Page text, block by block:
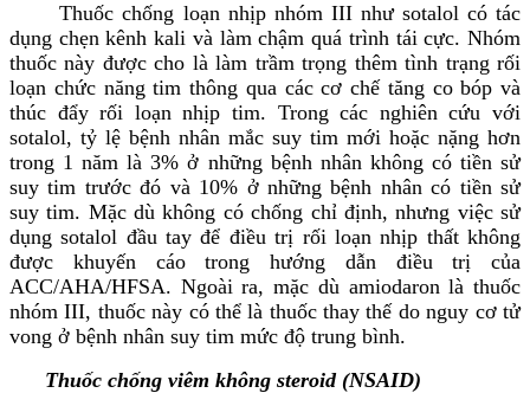
Thuốc chống loạn nhịp nhóm III như sotalol có tác
dụng chẹn kênh kali và làm chậm quá trình tái cực. Nhóm
thuốc này được cho là làm trầm trọng thêm tình trạng rối
loạn chức năng tim thông qua các cơ chế tăng co bóp và
thúc đẩy rối loạn nhịp tim. Trong các nghiên cứu với
sotalol, tỷ lệ bệnh nhân mắc suy tim mới hoặc nặng hơn
trong 1 năm là 3% ở những bệnh nhân không có tiền sử
suy tim trước đó và 10% ở những bệnh nhân có tiền sử
suy tim. Mặc dù không có chống chỉ định, nhưng việc sử
dụng sotalol đầu tay để điều trị rối loạn nhịp thất không
được khuyến cáo trong hướng dẫn điều trị của
ACC/AHA/HFSA. Ngoài ra, mặc dù amiodaron là thuốc
nhóm III, thuốc này có thể là thuốc thay thế do nguy cơ tử
vong ở bệnh nhân suy tim mức độ trung bình.
Thuốc chống viêm không steroid (NSAID)